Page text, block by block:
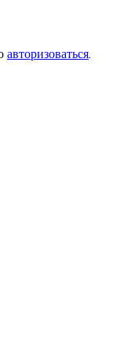
авторизоваться.